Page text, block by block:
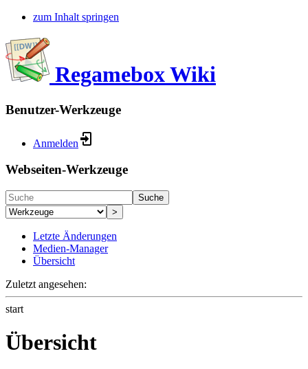
zum Inhalt springen
Regamebox Wiki
Benutzer-Werkzeuge
Anmelden
Webseiten-Werkzeuge
Suche
>
Letzte Änderungen
Medien-Manager
Übersicht
Zuletzt angesehen:
start
Übersicht